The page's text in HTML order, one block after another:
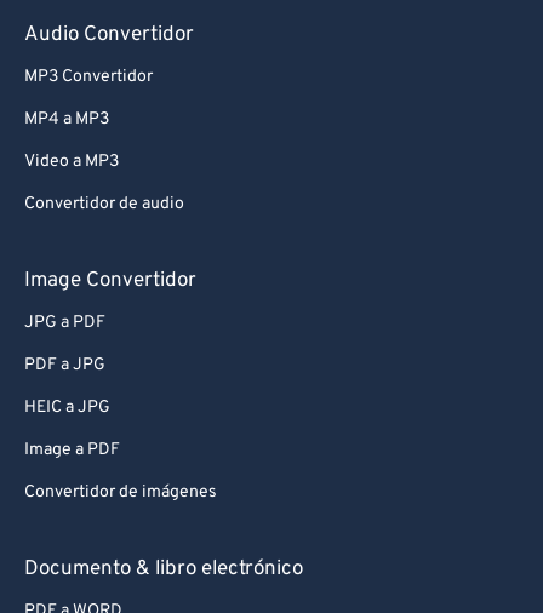
Audio Convertidor
MP3 Convertidor
MP4 a MP3
Video a MP3
Convertidor de audio
Image Convertidor
JPG a PDF
PDF a JPG
HEIC a JPG
Image a PDF
Convertidor de imágenes
Documento & libro electrónico